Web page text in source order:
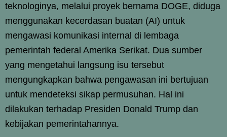
teknologinya, melalui proyek bernama DOGE, diduga
menggunakan kecerdasan buatan (AI) untuk
mengawasi komunikasi internal di lembaga
pemerintah federal Amerika Serikat. Dua sumber
yang mengetahui langsung isu tersebut
mengungkapkan bahwa pengawasan ini bertujuan
untuk mendeteksi sikap permusuhan. Hal ini
dilakukan terhadap Presiden Donald Trump dan
kebijakan pemerintahannya.